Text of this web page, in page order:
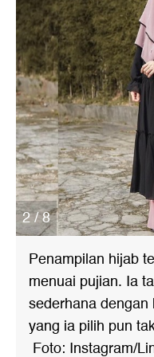
2 / 8
Penampilan hijab
menuai pujian. Ia
sederhana
yang ia pilih pun
Foto: Instagram/